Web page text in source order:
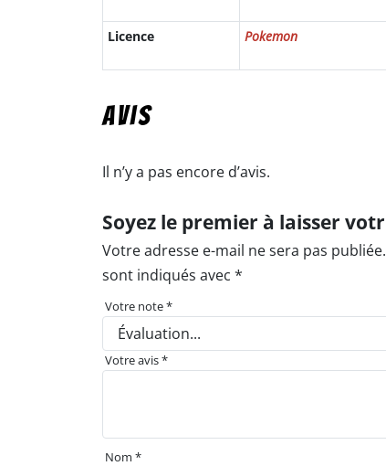
Licence Pokemon
Avis
Il n’y a pas encore d’avis.
Votre adresse e-mail ne sera pas publiée.
sont indiqués avec *
Votre note*
Votre avis*
Nom*